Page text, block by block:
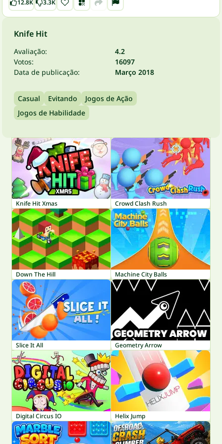
12.8K 3.3K
Knife Hit
Avaliação:
4.2
Votos:
16097
Data de publicação:
Março 2018
Casual Evitando
Jogos de Ação
Jogos de Habilidade
Knife Hit Xmas Crowd Clash Rush
Down The Hill Machine City Balls
Slice It All Geometry Arrow
Digital Circus IO Helix Jump